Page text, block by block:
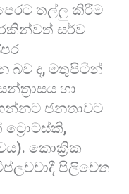
තල්ලු කිරීම
සර්ව
බව ද, මතුපිටින්
හා
ජනතාවට
ට්‍රොට්ස්කි,
කොක්‍රික
පිලිවෙත